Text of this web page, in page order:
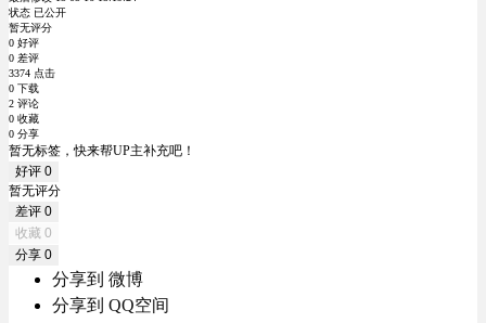
状态 已公开
暂无评分
0 好评
0 差评
3374 点击
0 下载
2 评论
0 收藏
0 分享
暂无标签，快来帮UP主补充吧！
好评 0
暂无评分
差评 0
收藏 0
分享 0
分享到 微博
分享到 QQ空间